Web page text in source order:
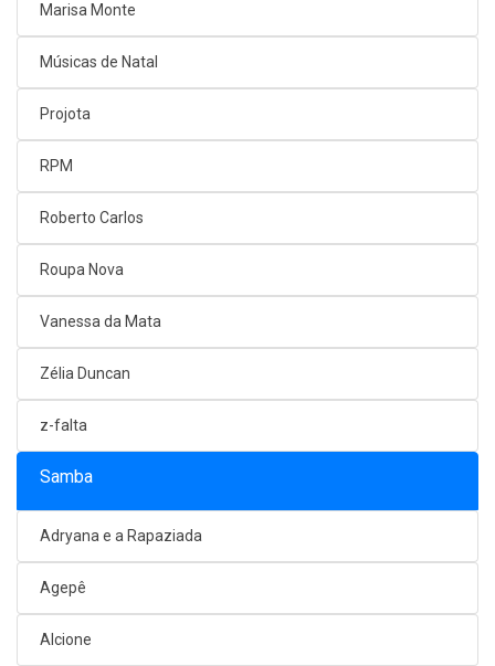
Marisa Monte
Músicas de Natal
Projota
RPM
Roberto Carlos
Roupa Nova
Vanessa da Mata
Zélia Duncan
z-falta
Samba
Adryana e a Rapaziada
Agepê
Alcione